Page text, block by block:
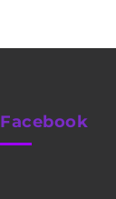
Facebook